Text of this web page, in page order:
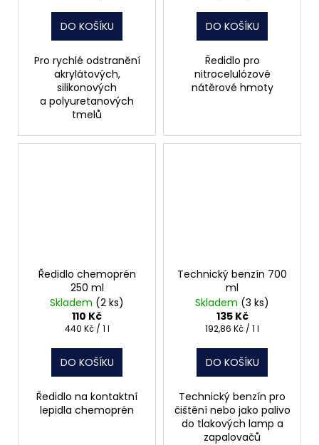
DO KOŠÍKU
Pro rychlé odstranění
akrylátových,
silikonových
a polyuretanových
tmelů
DO KOŠÍKU
Ředidlo pro
nitrocelulózové
nátěrové hmoty
Ředidlo chemoprén
250 ml
Skladem (2 ks)
110 Kč
Měrná
440 Kč / 1 l
DO KOŠÍKU
Ředidlo na kontaktní
lepidla chemoprén
Technický benzín 700
ml
Skladem (3 ks)
135 Kč
Měrná
192,86 Kč / 1 l
DO KOŠÍKU
Technický benzín pro
čištění nebo jako palivo
do tlakových lamp a
zapalovačů